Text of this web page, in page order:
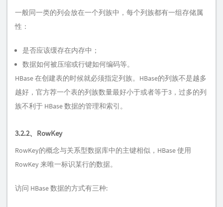
一般同一类的列会放在一个列族中，每个列族都有一组存储属
性：
是否应该缓存在内存中；
数据如何被压缩或行键如何编码等。
HBase 在创建表的时候就必须指定列族。HBase的列族不是越多
越好，官方荐一个表的列族数量最好小于或者等于3，过多的列
族不利于 HBase 数据的管理和索引。
3.2.2、RowKey
RowKey的概念与关系型数据库中的主键相似，HBase 使用
RowKey 来唯一标识某行的数据。
访问 HBase 数据的方式有三种: